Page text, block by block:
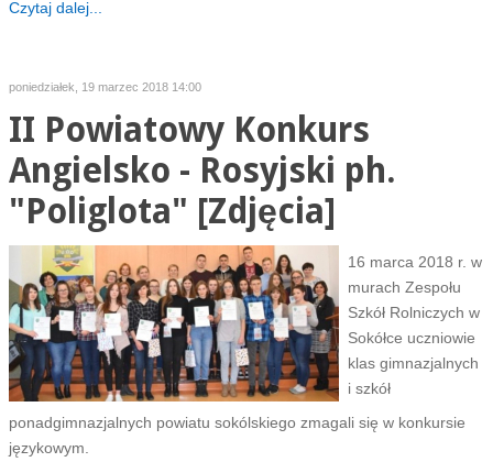
Czytaj dalej...
poniedziałek, 19 marzec 2018 14:00
II Powiatowy Konkurs
Angielsko - Rosyjski ph.
"Poliglota" [Zdjęcia]
16 marca 2018 r. w
murach Zespołu
Szkół Rolniczych w
Sokółce uczniowie
klas gimnazjalnych
i szkół
ponadgimnazjalnych powiatu sokólskiego zmagali się w konkursie
językowym.